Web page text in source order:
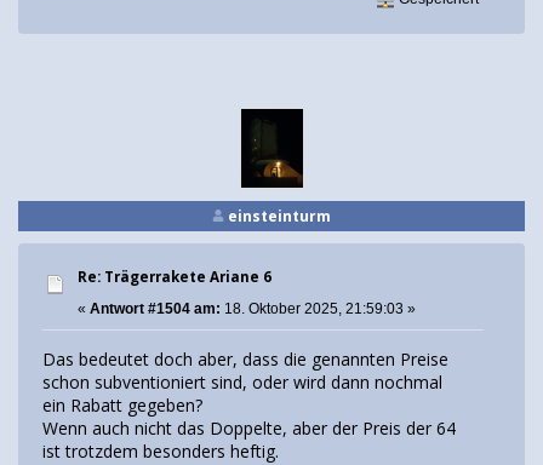
einsteinturm
Re: Trägerrakete Ariane 6
« Antwort #1504 am: 18. Oktober 2025, 21:59:03 »
Das bedeutet doch aber, dass die genannten Preise
schon subventioniert sind, oder wird dann nochmal
ein Rabatt gegeben?
Wenn auch nicht das Doppelte, aber der Preis der 64
ist trotzdem besonders heftig.